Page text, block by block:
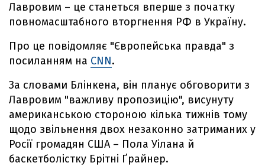
Лавровим – це станеться вперше з початку
повномасштабного вторгнення РФ в Україну.
Про це повідомляє "Європейська правда" з
посиланням на CNN.
За словами Блінкена, він планує обговорити з
Лавровим "важливу пропозицію", висунуту
американською стороною кілька тижнів тому
щодо звільнення двох незаконно затриманих у
Росії громадян США – Пола Уілана й
баскетболістку Брітні Ґрайнер.